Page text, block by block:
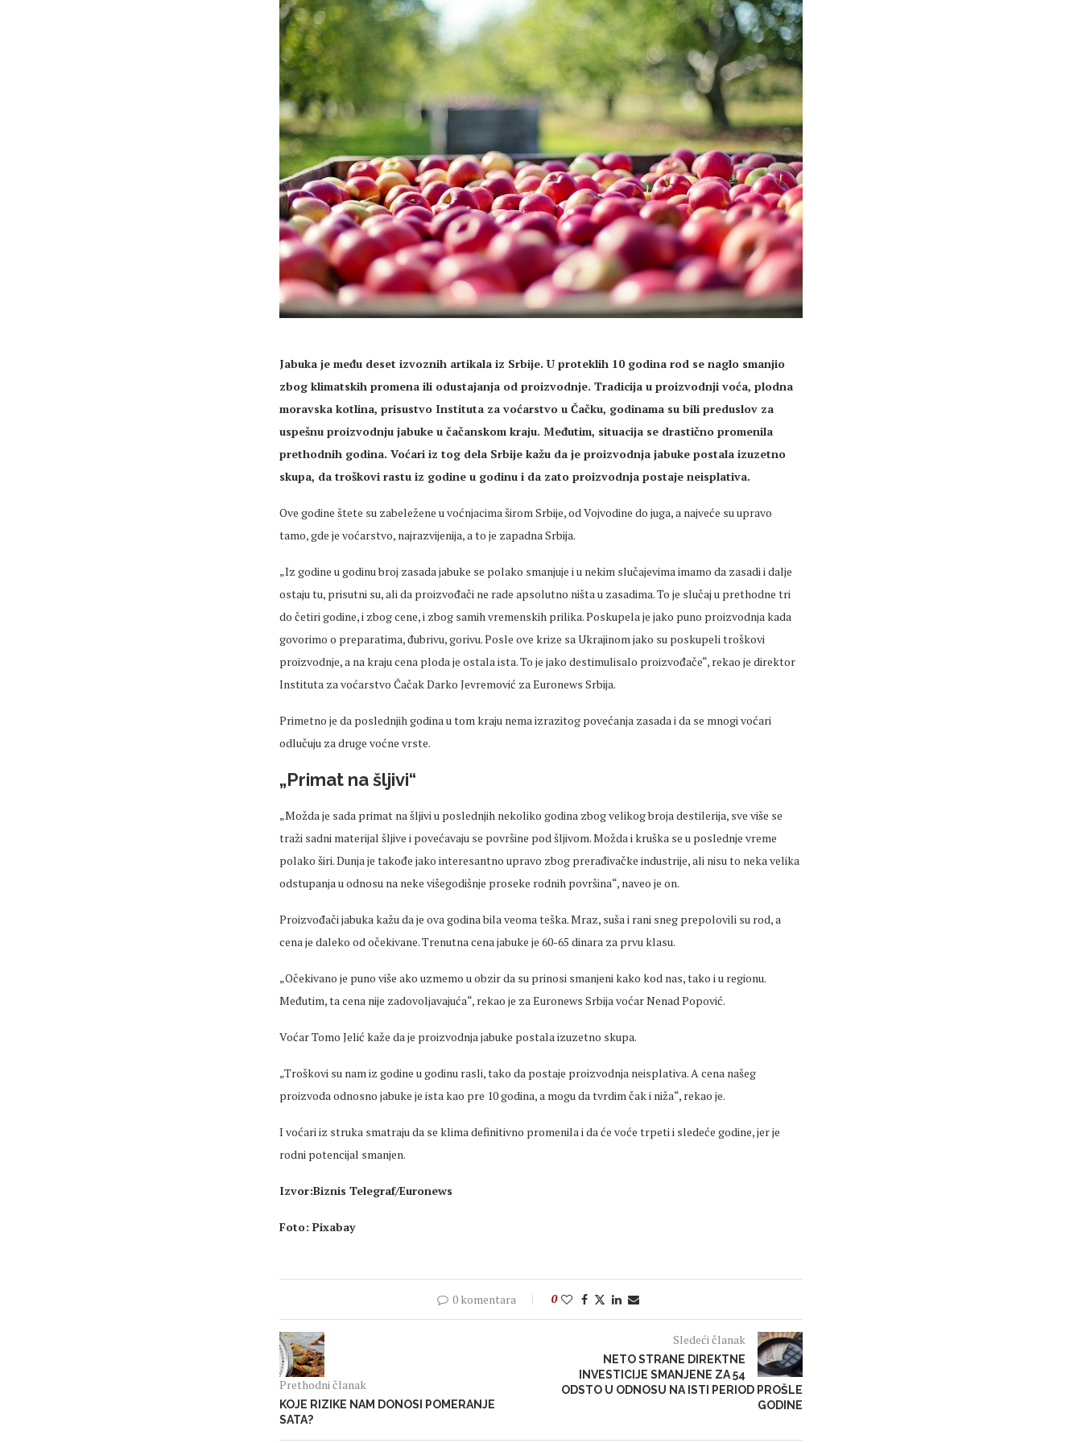
Jabuka je među deset izvoznih artikala iz Srbije. U proteklih 10 godina rod se naglo smanjio
zbog klimatskih promena ili odustajanja od proizvodnje. Tradicija u proizvodnji voća, plodna
moravska kotlina, prisustvo Instituta za voćarstvo u Čačku, godinama su bili preduslov za
uspešnu proizvodnju jabuke u čačanskom kraju. Međutim, situacija se drastično promenila
prethodnih godina. Voćari iz tog dela Srbije kažu da je proizvodnja jabuke postala izuzetno
skupa, da troškovi rastu iz godine u godinu i da zato proizvodnja postaje neisplativa.
Ove godine štete su zabeležene u voćnjacima širom Srbije, od Vojvodine do juga, a najveće su upravo
tamo,gde je voćarstvo, najrazvijenija, a to je zapadna Srbija.
„Iz godine u godinu broj zasada jabuke se polako smanjuje i u nekim slučajevima imamo da zasadi i dalje
ostaju tu, prisutni su, ali da proizvođači ne rade apsolutno ništa u zasadima. To je slučaj u prethodne tri
do četiri godine, i zbogcene, i zbog samih vremenskih prilika.Poskupela je jako puno proizvodnja kada
govorimo o preparatima, đubrivu, gorivu. Posle ove krize sa Ukrajinom jako su poskupeli troškovi
proizvodnje, a na kraju cena ploda je ostala ista. To je jako destimulisalo proizvođače“, rekao je direktor
Instituta za voćarstvo Čačak Darko Jevremović za Euronews Srbija.
Primetno je da poslednjih godina u tom kraju nema izrazitog povećanja zasada i da se mnogi voćari
odlučuju za druge voćne vrste.
„Primat na šljivi“
„Možda je sada primat na šljivi u poslednjih nekoliko godina zbog velikog broja destilerija, sve više se
traži sadni materijal šljive i povećavaju se površine pod šljivom. Možda i kruška se u poslednje vreme
polako širi. Dunja je takođe jako interesantno upravo zbog prerađivačke industrije, ali nisu to neka velika
odstupanja u odnosu na neke višegodišnje proseke rodnih površina“, naveo je on.
Proizvođači jabuka kažu da je ova godina bila veoma teška. Mraz, suša i rani sneg prepolovili su rod, a
cena je daleko od očekivane. Trenutna cena jabuke je 60-65 dinara za prvu klasu.
„Očekivano je puno više ako uzmemo u obzir da su prinosi smanjeni kako kod nas, tako i u regionu.
Međutim, ta cena nije zadovoljavajuća“, rekao je za Euronews Srbija voćar Nenad Popović.
Voćar Tomo Jelić kaže da je proizvodnja jabuke postala izuzetno skupa.
„Troškovi su nam iz godine u godinu rasli, tako da postaje proizvodnja neisplativa. A cena našeg
proizvoda odnosno jabuke je ista kao pre 10 godina, a mogu da tvrdim čak i niža“, rekao je.
I voćari iz struka smatraju da se klima definitivno promenila i da će voće trpeti i sledeće godine, jer je
rodni potencijal smanjen.
Izvor:Biznis Telegraf/Euronews
Foto: Pixabay
0 komentara 0
Prethodni članak
KOJE RIZIKE NAM DONOSI POMERANJE
SATA?
Sledeći članak
NETO STRANE DIREKTNE
INVESTICIJE SMANJENE ZA 54
ODSTO U ODNOSU NA ISTI PERIOD PROŠLE
GODINE